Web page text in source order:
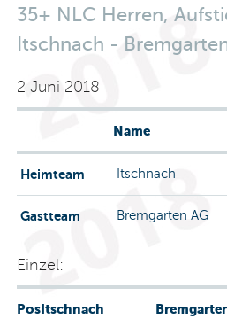
35+ NLC Herren,
Itschnach -
2 Juni 2018
Name
Heimteam Itschnach
Gastteam Bremgarten AG
Einzel:
PosItschnach